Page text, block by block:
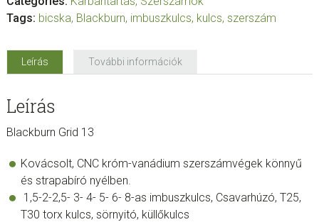
Tags: bicska, Blackburn, imbuszkulcs, kulcs, szerszám
Leírás További információk
Leírás
Blackburn Grid 13
Kovácsolt, CNC króm-vanádium szerszámvégek könnyű
és strapabíró nyélben.
1,5-2-2,5- 3- 4- 5- 6- 8-as imbuszkulcs, Csavarhúzó, T25,
T30 torx kulcs, sörnyitó, küllőkulcs